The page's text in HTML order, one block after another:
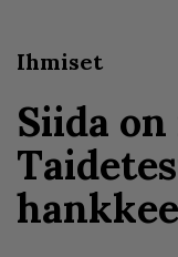
Ihmiset
Siida